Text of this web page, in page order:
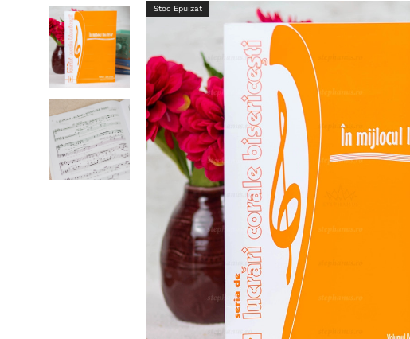
Stoc Epuizat